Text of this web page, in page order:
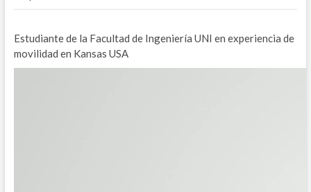
Estudiante de la Facultad de Ingeniería UNI en experiencia de
movilidad en Kansas USA